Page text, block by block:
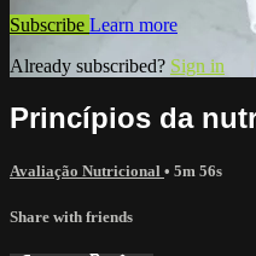
Subscribe Learn more
Already subscribed? Sign in
Princípios da
Avaliação Nutricional • 5m 56s
Share with friends